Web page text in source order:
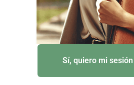
Sí, quiero mi sesión